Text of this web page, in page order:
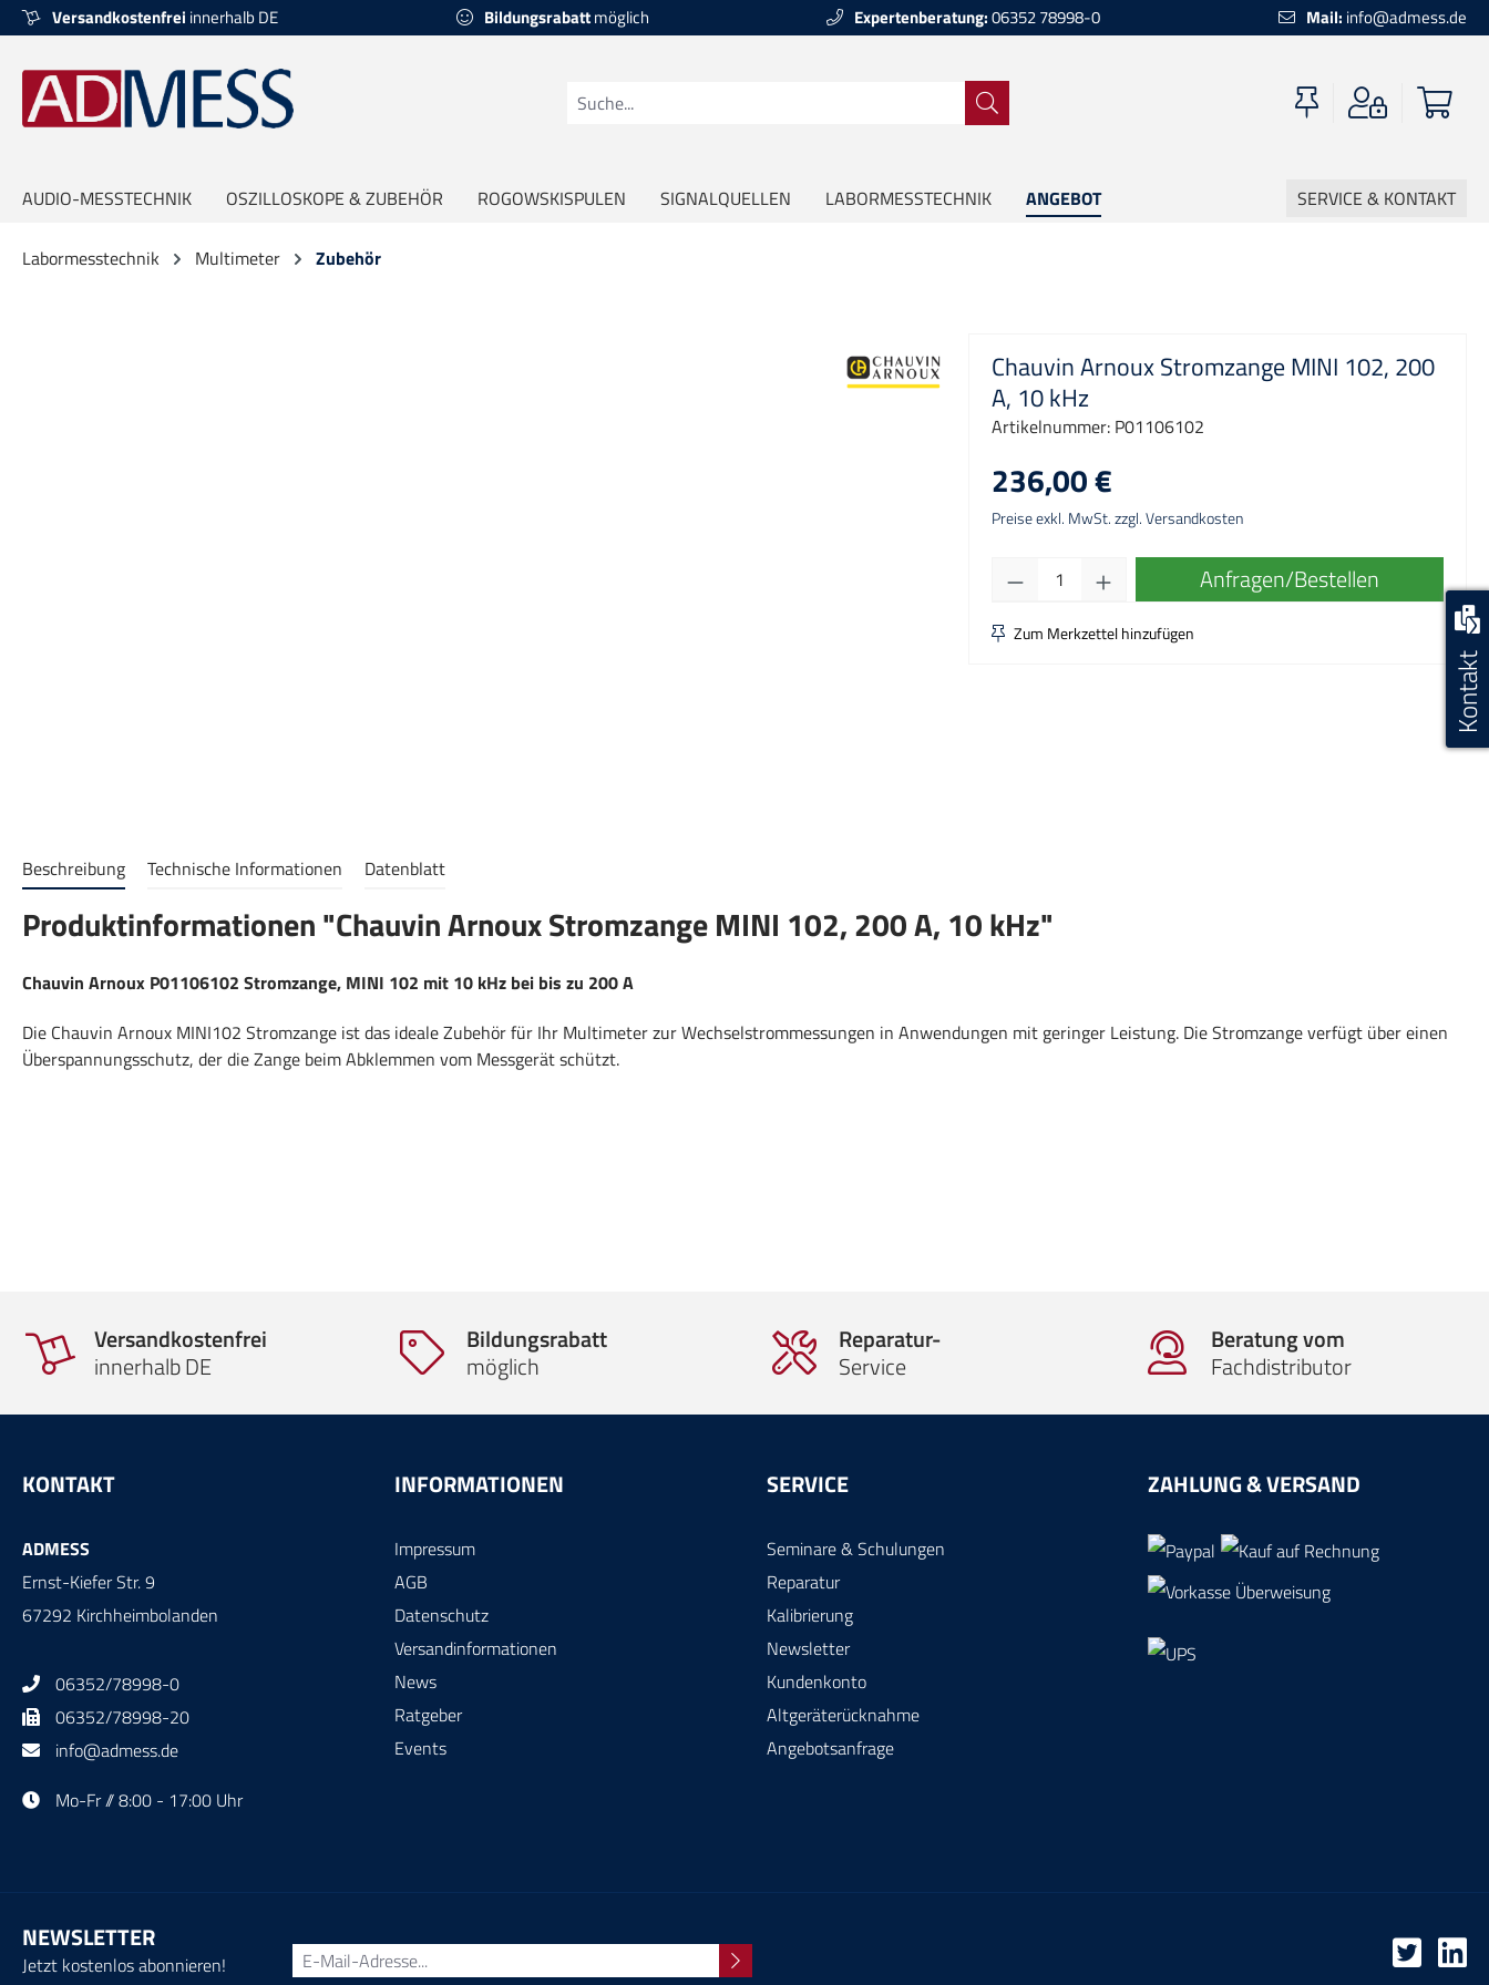
Zur Hauptnavigation springen
Kontakt
Versandkostenfrei innerhalb DE Bildungsrabattmöglich Expertenberatung:06352 78998-0 Mail: info@admess.de
AUDIO-MESSTECHNIK OSZILLOSKOPE & ZUBEHÖR ROGOWSKISPULEN SIGNALQUELLEN LABORMESSTECHNIK ANGEBOT SERVICE & KONTAKT
Labormesstechnik Multimeter Zubehör
Chauvin Arnoux Stromzange MINI 102, 200
A, 10 kHz
Artikelnummer: P01106102
236,00 €
Preise exkl. MwSt. zzgl. Versandkosten
Produkt Anzahl: Gib den gewünschten
Anfragen/Bestellen
Zum Merkzettel hinzufügen
Beschreibung Technische Informationen Datenblatt
Produktinformationen "Chauvin Arnoux Stromzange MINI 102, 200 A, 10 kHz"
Chauvin Arnoux P01106102 Stromzange, MINI 102 mit 10 kHz bei bis zu 200 A
Die Chauvin Arnoux MINI102 Stromzange ist das ideale Zubehör für Ihr Multimeter zur Wechselstrommessungen in Anwendungen mit geringer Leistung. Die Stromzange verfügt über einen
Überspannungsschutz, der die Zange beim Abklemmen vom Messgerät schützt.
Versandkostenfrei
innerhalb DE
Bildungsrabatt
möglich
Reparatur-
Service
Beratung vom
Fachdistributor
KONTAKT
ADMESS
Ernst-Kiefer Str. 9
67292 Kirchheimbolanden
06352/78998-0
06352/78998-20
info@admess.de
Mo-Fr // 8:00 - 17:00 Uhr
INFORMATIONEN
Impressum
AGB
Datenschutz
Versandinformationen
News
Ratgeber
Events
SERVICE
Seminare & Schulungen
Reparatur
Kalibrierung
Newsletter
Kundenkonto
Altgeräterücknahme
Angebotsanfrage
ZAHLUNG & VERSAND
NEWSLETTER
Jetzt kostenlos abonnieren!